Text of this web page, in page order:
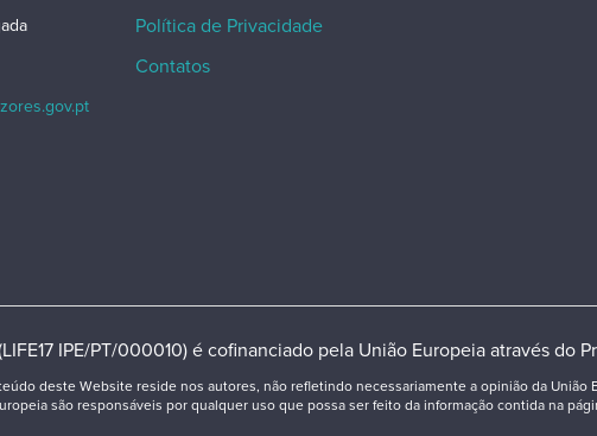
Política de Privacidade
Contatos
IPE/PT/000010) é cofinanciado pela União Europeia através do
deste Website reside nos autores, não refletindo necessariamente a opinião da União
são responsáveis por qualquer uso que possa ser feito da informação contida na